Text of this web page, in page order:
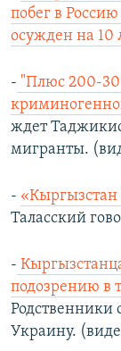
побег в
осужден на 10
- "Плюс 200-
ждет
мигранты.
- «Кыргызстан
Таласский
-
подозрению в
Родственники
Украину.